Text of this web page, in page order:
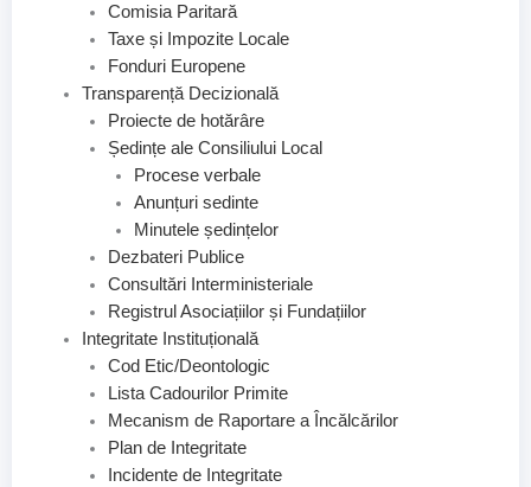
Comisia Paritară
Taxe și Impozite Locale
Fonduri Europene
Transparență Decizională
Proiecte de hotărâre
Ședințe ale Consiliului Local
Procese verbale
Anunțuri sedinte
Minutele ședințelor
Dezbateri Publice
Consultări Interministeriale
Registrul Asociațiilor și Fundațiilor
Integritate Instituțională
Cod Etic/Deontologic
Lista Cadourilor Primite
Mecanism de Raportare a Încălcărilor
Plan de Integritate
Incidente de Integritate